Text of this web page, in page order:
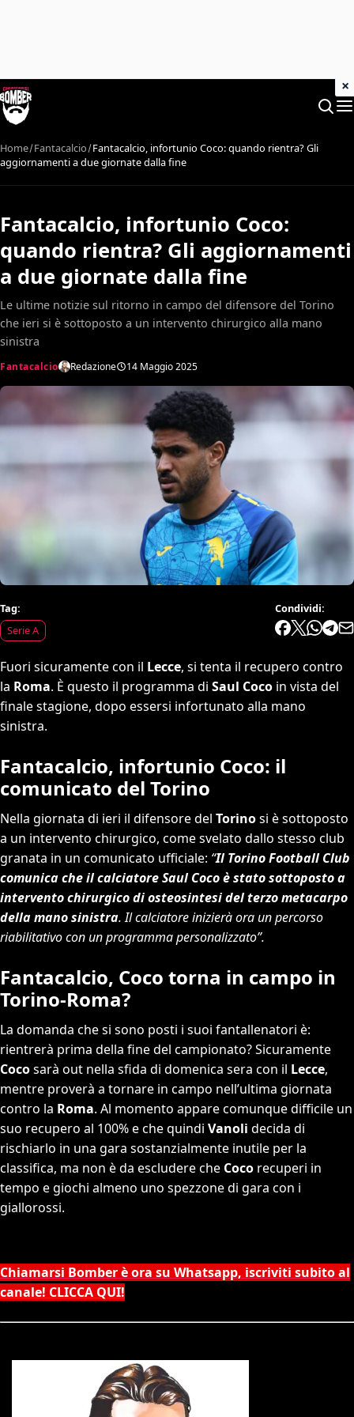
Home Fantacalcio Fantacalcio, infortunio Coco: quando rientra? Gli
aggiornamenti a due giornate dalla fine
Fantacalcio, infortunio Coco:
quando rientra? Gli aggiornamenti
a due giornate dalla fine
Le ultime notizie sul ritorno in campo del difensore del Torino
che ieri si è sottoposto a un intervento chirurgico alla mano
sinistra
Fantacalcio Redazione 14 Maggio 2025
Tag:
Serie A
Condividi:
Fuori sicuramente con il Lecce, si tenta il recupero contro
la Roma. È questo il programma di Saul Coco in vista del
finale stagione, dopo essersi infortunato alla mano
sinistra.
Fantacalcio, infortunio Coco: il
comunicato del Torino
Nella giornata di ieri il difensore del Torinosi è sottoposto
a un intervento chirurgico, come svelato dallo stesso club
granata in un comunicato ufficiale: “Il Torino Football Club
comunica che il calciatore Saul Coco è stato sottoposto a
intervento chirurgico di osteosintesi del terzo metacarpo
della mano sinistra. Il calciatore inizierà ora un percorso
riabilitativo con un programma personalizzato”.
Fantacalcio, Coco torna in campo in
Torino-Roma?
La domanda che si sono posti i suoi fantallenatori è:
rientrerà prima della fine del campionato? Sicuramente
Cocosarà out nella sfida di domenica sera con il Lecce,
mentre proverà a tornare in campo nell’ultima giornata
contro la Roma. Al momento appare comunque difficile un
suo recupero al 100% e che quindi Vanoli decida di
rischiarlo in una gara sostanzialmente inutile per la
classifica, ma non è da escludere che Coco recuperi in
tempo e giochi almeno uno spezzone di gara con i
giallorossi.
Chiamarsi Bomber è ora su Whatsapp, iscriviti subito al
canale! CLICCA QUI!
×